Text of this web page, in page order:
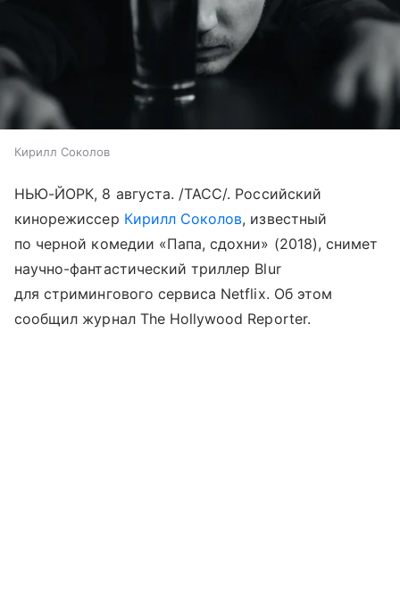
Кирилл Соколов
НЬЮ-ЙОРК, 8 августа. /ТАСС/. Российский
кинорежиссер Кирилл Соколов, известный
по черной комедии «Папа, сдохни» (2018), снимет
научно-фантастический триллер Blur
для стримингового сервиса Netflix. Об этом
сообщил журнал The Hollywood Reporter.